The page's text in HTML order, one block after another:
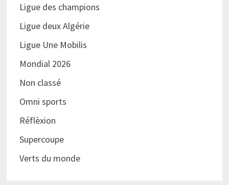
Ligue des champions
Ligue deux Algérie
Ligue Une Mobilis
Mondial 2026
Non classé
Omni sports
Réflèxion
Supercoupe
Verts du monde